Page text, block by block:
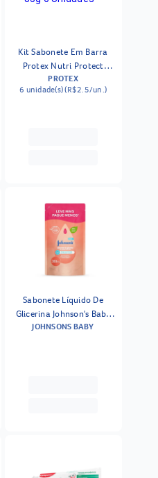
Kit Sabonete Em Barra
Protex Nutri Protect
Vitamina E 85g 6
Unidades
PROTEX
6 unidade(s) (R$2.5/un.)
Sabonete Líquido De
Glicerina Johnson's Baby
Cabeça Aos Pés 380ml -
JOHNSONS BABY